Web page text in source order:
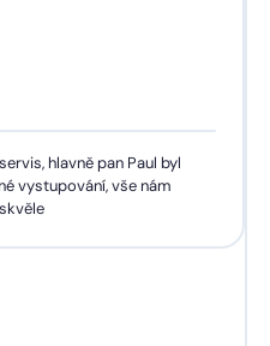
hlavně pan Paul byl
vystupování, vše nám